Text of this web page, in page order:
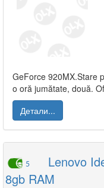
GeForce 920MX.Stare
o oră jumătate, două.
Детали...
5
Lenovo
8gb RAM